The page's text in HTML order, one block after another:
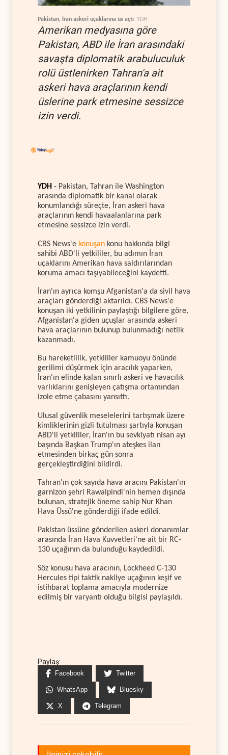
Pakistan, İran askeri uçaklarına üs açtı YDH
Amerikan medyasına göre
Pakistan, ABD ile İran arasındaki
savaşta diplomatik arabuluculuk
rolü üstlenirken Tahran'a ait
askeri hava araçlarının kendi
üslerine park etmesine sessizce
izin verdi.
YDH - Pakistan, Tahran ile Washington
arasında diplomatik bir kanal olarak
konumlandığı süreçte, İran askeri hava
araçlarının kendi havaalanlarına park
etmesine sessizce izin verdi.
CBS News'e konuşan konu hakkında bilgi
sahibi ABD'li yetkililer, bu adımın İran
uçaklarını Amerikan hava saldırılarından
koruma amacı taşıyabileceğini kaydetti.
İran'ın ayrıca komşu Afganistan'a da sivil hava
araçları gönderdiği aktarıldı. CBS News'e
konuşan iki yetkilinin paylaştığı bilgilere göre,
Afganistan'a giden uçuşlar arasında askeri
hava araçlarının bulunup bulunmadığı netlik
kazanmadı.
Bu hareketlilik, yetkililer kamuoyu önünde
gerilimi düşürmek için aracılık yaparken,
İran'ın elinde kalan sınırlı askeri ve havacılık
varlıklarını genişleyen çatışma ortamından
izole etme çabasını yansıttı.
Ulusal güvenlik meselelerini tartışmak üzere
kimliklerinin gizli tutulması şartıyla konuşan
ABD'li yetkililer, İran'ın bu sevkiyatı nisan ayı
başında Başkan Trump'ın ateşkes ilan
etmesinden birkaç gün sonra
gerçekleştirdiğini bildirdi.
Tahran'ın çok sayıda hava aracını Pakistan'ın
garnizon şehri Rawalpindi'nin hemen dışında
bulunan, stratejik öneme sahip Nur Khan
Hava Üssü'ne gönderdiği ifade edildi.
Pakistan üssüne gönderilen askeri donanımlar
arasında İran Hava Kuvvetleri'ne ait bir RC-
130 uçağının da bulunduğu kaydedildi.
Söz konusu hava aracının, Lockheed C-130
Hercules tipi taktik nakliye uçağının keşif ve
istihbarat toplama amacıyla modernize
edilmiş bir varyantı olduğu bilgisi paylaşıldı.
Paylaş:
Facebook Twitter
WhatsApp Bluesky
X Telegram